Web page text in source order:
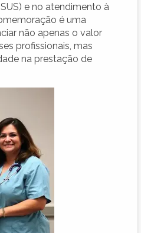
e no atendimento à
é uma
não apenas o valor
profissionais, mas
na prestação de